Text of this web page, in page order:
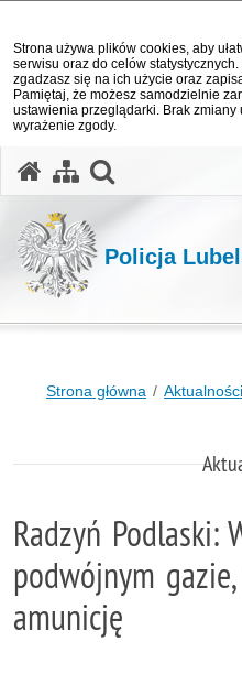
Strona używa plików cookies, aby
serwisu oraz do celów
zgadzasz się na ich użycie oraz
Pamiętaj, że możesz samodzielnie
ustawienia przeglądarki. Brak
wyrażenie zgody.
Policja
Strona główna Aktualności
Radzyń Podlaski:
podwójnym
amunicję